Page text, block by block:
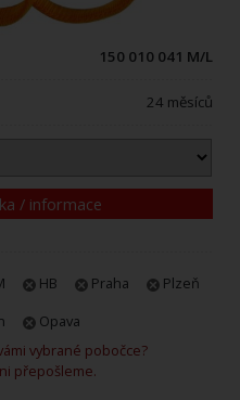
150 010 041 M/L
24 měsíců
/ informace
HB Praha
Plzeň
Opava
vybrané pobočce?
přepošleme.